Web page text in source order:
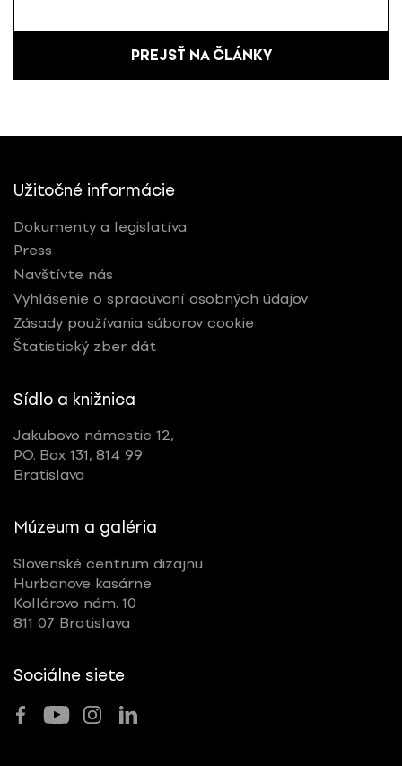
PREJSŤ NA ČLÁNKY
Užitočné informácie
Dokumenty a legislatíva
Press
Navštívte nás
Vyhlásenie o spracúvaní osobných údajov
Zásady používania súborov cookie
Štatistický zber dát
Sídlo a knižnica
Jakubovo námestie 12,
P.O. Box 131, 814 99
Bratislava
Múzeum a galéria
Slovenské centrum dizajnu
Hurbanove kasárne
Kollárovo nám. 10
811 07 Bratislava
Sociálne siete